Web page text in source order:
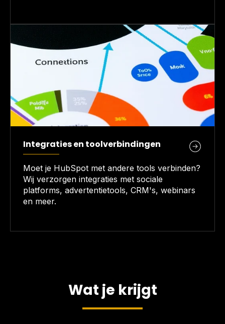
Integraties en toolverbindingen
Moet je HubSpot met andere tools verbinden?
Wij verzorgen integraties met sociale
platforms, advertentietools, CRM's, webinars
en meer.
Wat je krijgt